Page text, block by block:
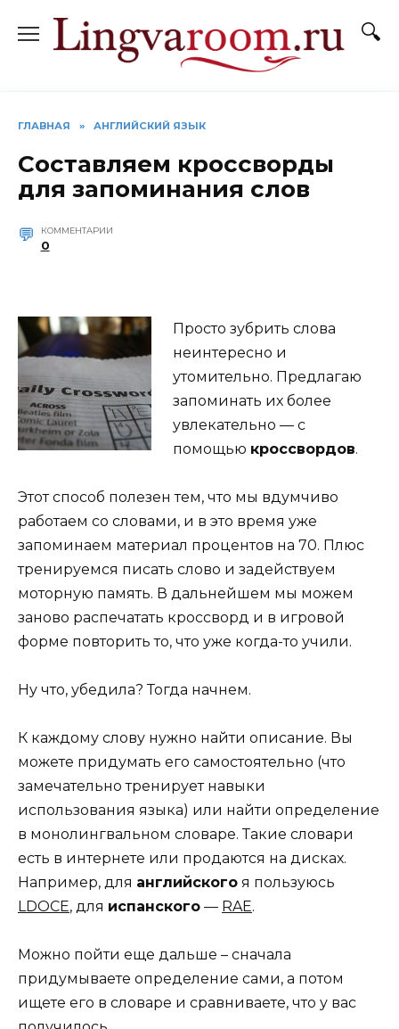
содержанию
ГЛАВНАЯ » АНГЛИЙСКИЙ ЯЗЫК
Составляем кроссворды
для запоминания слов
КОММЕНТАРИИ
0
Просто зубрить слова
неинтересно и
утомительно. Предлагаю
запоминать их более
увлекательно — с
помощью кроссвордов.
Этот способ полезен тем, что мы вдумчиво
работаем со словами, и в это время уже
запоминаем материал процентов на 70. Плюс
тренируемся писать слово и задействуем
моторную память. В дальнейшем мы можем
заново распечатать кроссворд и в игровой
форме повторить то, что уже когда-то учили.
Ну что, убедила? Тогда начнем.
К каждому слову нужно найти описание. Вы
можете придумать его самостоятельно (что
замечательно тренирует навыки
использования языка) или найти определение
в монолингвальном словаре. Такие словари
есть в интернете или продаются на дисках.
Например, для английского я пользуюсь
LDOCE, для испанского — RAE.
Можно пойти еще дальше – сначала
придумываете определение сами, а потом
ищете его в словаре и сравниваете, что у вас